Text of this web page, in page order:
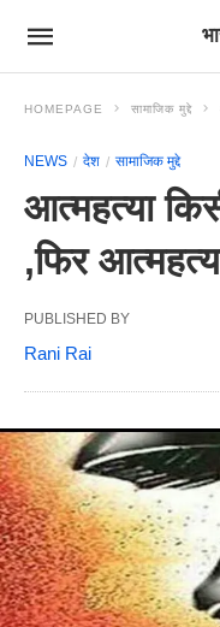
HOMEPAGE सामाजिक मुद्दे
NEWS देश सामाजिक मुद्दे
आत्महत्या
,फिर
PUBLISHED BY
Rani Rai